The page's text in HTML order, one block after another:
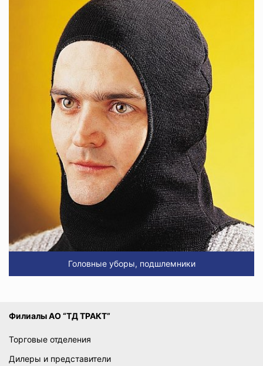
Головные уборы, подшлемники
Филиалы АО “ТД ТРАКТ”
Торговые отделения
Дилеры и представители